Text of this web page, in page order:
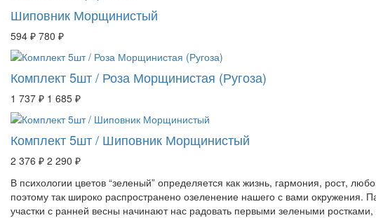
Шиповник Морщинистый
594 ₽ 780 ₽
Комплект 5шт / Роза Морщинистая (Ругоза)
1 737 ₽ 1 685 ₽
Комплект 5шт / Шиповник Морщинистый
2 376 ₽ 2 290 ₽
В психологии цветов “зеленый” определяется как жизнь, гармония, рост,
поэтому так широко распространено озеленение нашего с вами окружения.
участки с ранней весны начинают нас радовать первыми зелеными